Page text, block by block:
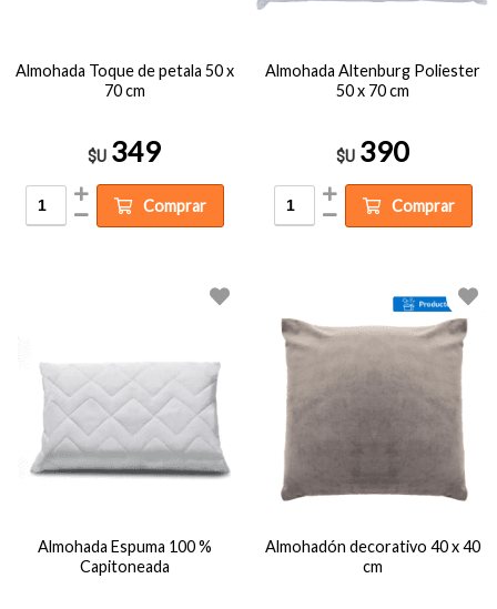
Almohada Toque de petala 50 x
70 cm
$U 349
Comprar
Almohada Altenburg Poliester
50 x 70 cm
$U 390
Comprar
Almohada Espuma 100 %
Capitoneada
Almohadón decorativo 40 x 40
cm